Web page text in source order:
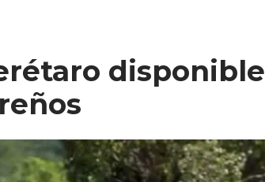
disponible